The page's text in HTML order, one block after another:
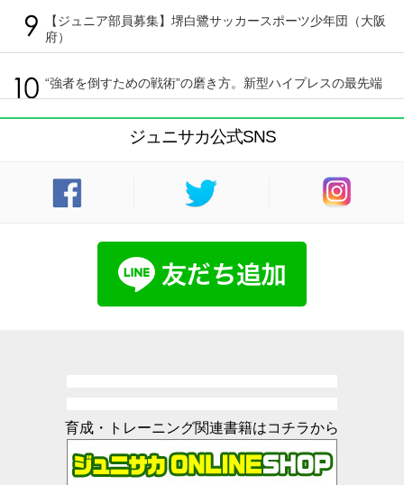
【ジュニア部員募集】堺白鷺サッカースポーツ少年団（大阪
府）
“強者を倒すための戦術”の磨き方。新型ハイプレスの最先端
ジュニサカ公式SNS
育成・トレーニング関連書籍はコチラから